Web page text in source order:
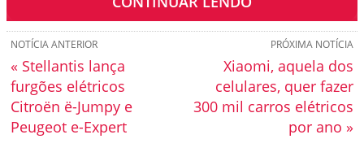
PRÓXIMA NOTÍCIA
Xiaomi, aquela dos
celulares, quer fazer
300 mil carros elétricos
por ano »
NOTÍCIA ANTERIOR
« Stellantis lança
furgões elétricos
Citroën ë-Jumpy e
Peugeot e-Expert